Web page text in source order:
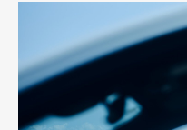
Product